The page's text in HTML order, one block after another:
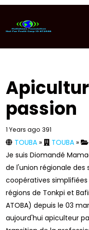
passion
1 Years ago 391
TOUBA » TOUBA »
Je suis Diomandé
de l'union régionale des
coopératives
régions de Tonkpi et
ATOBA) depuis le 03
aujourd'hui apiculteur